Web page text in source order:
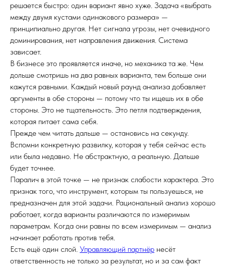
решается быстро: один вариант явно хуже. Задача «выбрать
между двумя кустами одинакового размера» —
принципиально другая. Нет сигнала угрозы, нет очевидного
доминирования, нет направления движения. Система
зависает.
В бизнесе это проявляется иначе, но механика та же. Чем
дольше смотришь на два равных варианта, тем больше они
кажутся равными. Каждый новый раунд анализа добавляет
аргументы в обе стороны — потому что ты ищешь их в обе
стороны. Это не тщательность. Это петля подтверждения,
которая питает сама себя.
Прежде чем читать дальше — остановись на секунду.
Вспомни конкретную развилку, которая у тебя сейчас есть
или была недавно. Не абстрактную, а реальную. Дальше
будет точнее.
Паралич в этой точке — не признак слабости характера. Это
признак того, что инструмент, которым ты пользуешься, не
предназначен для этой задачи. Рациональный анализ хорошо
работает, когда варианты различаются по измеримым
параметрам. Когда они равны по всем измеримым — анализ
начинает работать против тебя.
Есть ещё один слой. Управляющий партнёр несёт
ответственность не только за результат, но и за сам факт